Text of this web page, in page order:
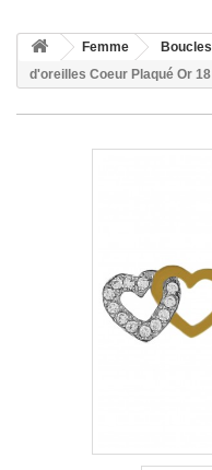
Femme
d'oreilles Coeur Plaqué Or